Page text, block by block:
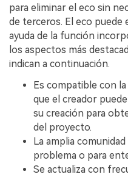
para eliminar el eco sin
de terceros. El eco
ayuda de la función
los aspectos más
indican a continuación.
Es compatible con
que el creador
su creación para
del proyecto.
La amplia
problema o para
Se actualiza con